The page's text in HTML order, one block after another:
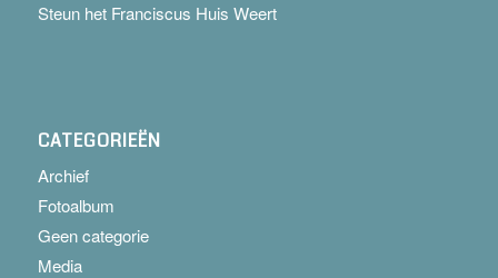
Steun het Franciscus Huis Weert
CATEGORIEËN
Archief
Fotoalbum
Geen categorie
Media